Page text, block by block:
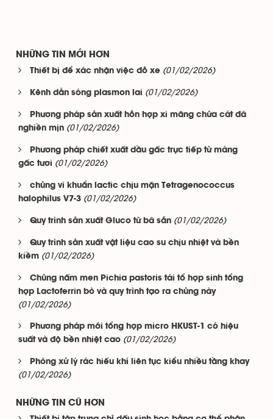
NHỮNG TIN MỚI HƠN
Thiết bị để xác nhận việc đỗ xe (01/02/2026)
Kênh dẫn sóng plasmon lai (01/02/2026)
Phương pháp sản xuất hỗn hợp xi măng chứa cát đã
nghiền mịn (01/02/2026)
Phương pháp chiết xuất dầu gấc trực tiếp từ màng
gấc tươi (01/02/2026)
chủng vi khuẩn lactic chịu mặn Tetragenococcus
halophilus V7-3 (01/02/2026)
Quy trình sản xuất Gluco từ bã sắn (01/02/2026)
Quy trình sản xuất vật liệu cao su chịu nhiệt và bền
kiềm (01/02/2026)
Chủng nấm men Pichia pastoris tái tổ hợp sinh tổng
hợp Lactoferrin bò và quy trình tạo ra chủng này
(01/02/2026)
Phương pháp mới tổng hợp micro HKUST-1 có hiệu
suất và độ bền nhiệt cao (01/02/2026)
Phòng xử lý rác hiếu khí liên tục kiểu nhiều tầng khay
(01/02/2026)
NHỮNG TIN CŨ HƠN